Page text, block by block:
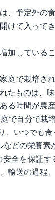
、予定外の
けて入って
加している
庭で栽培さ
たものは、
る時間が農
で自分で栽
いつでも食
どの栄養素
全を保証
輸送の過程